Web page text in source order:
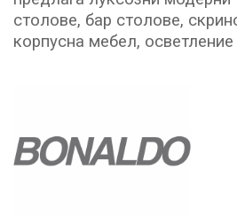
столове, бар столове,
корпусна мебел,